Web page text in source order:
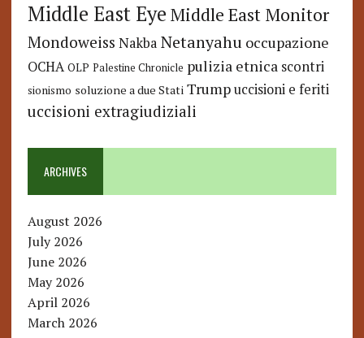
Middle East Eye Middle East Monitor
Mondoweiss Nakba Netanyahu occupazione
OCHA OLP Palestine Chronicle pulizia etnica scontri
sionismo soluzione a due Stati Trump uccisioni e feriti
uccisioni extragiudiziali
ARCHIVES
August 2026
July 2026
June 2026
May 2026
April 2026
March 2026